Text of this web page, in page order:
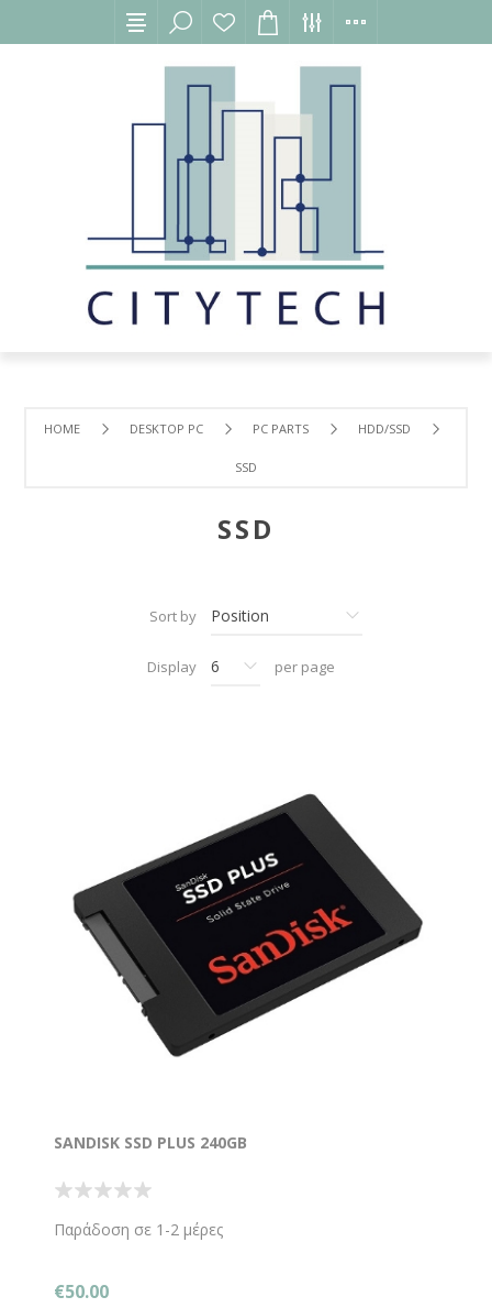
HOME DESKTOP PC PC PARTS HDD/SSD
SSD
SSD
Sort by
Display per page
SANDISK SSD PLUS 240GB
Παράδοση σε 1-2 μέρες
€50.00